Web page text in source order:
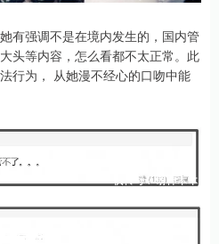
有强调不是在境内发生的，国内管
头等内容，怎么看都不太正常。此
行为， 从她漫不经心的口吻中能